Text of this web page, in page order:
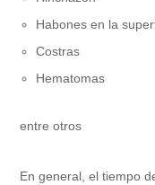
Habones en la
Costras
Hematomas
entre otros
En general, el tiempo